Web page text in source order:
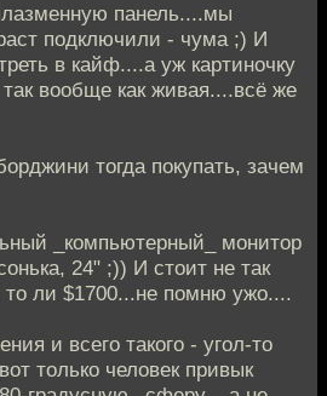
панель....мы
подключили - чума ;) И
в кайф....а уж картиночку
вообще как живая....всё же
тогда покупать, зачем
_компьютерный_ монитор
24" ;)) И стоит не так
то ли $1700...не помню ужо....
и всего такого - угол-то
только человек привык